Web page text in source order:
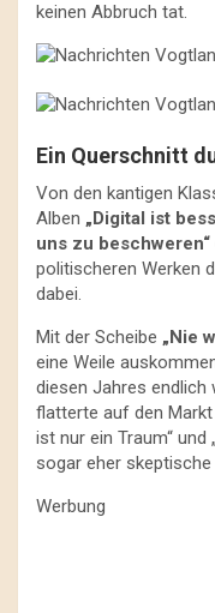
keinen Abbruch tat.
Ein Querschnitt
Von den kantigen
Alben „Digital ist
uns zu beschweren“
politischeren Werken
dabei.
Mit der Scheibe „Nie
eine Weile
diesen Jahres endlich
flatterte auf den Markt
ist nur ein Traum“ und
sogar eher
Werbung